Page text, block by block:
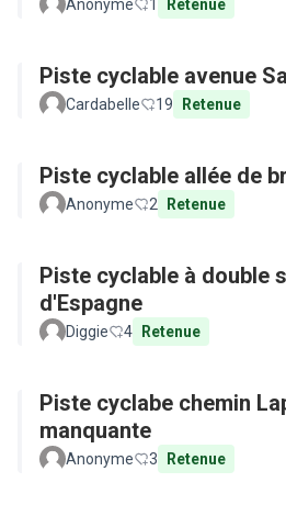
Anonyme 1 Retenue
Piste cyclable avenue
Cardabelle 19 Retenue
Piste cyclable allée de
Anonyme 2 Retenue
Piste cyclable à double
d'Espagne
Diggie 4 Retenue
Piste cyclabe chemin
manquante
Anonyme 3 Retenue